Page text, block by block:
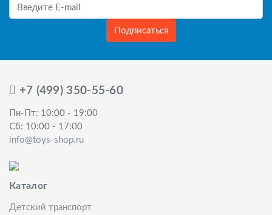
Подписаться
+7 (499) 350-55-60
Пн-Пт: 10:00 - 19:00
Сб: 10:00 - 17:00
info@toys-shop.ru
Каталог
Детский транспорт